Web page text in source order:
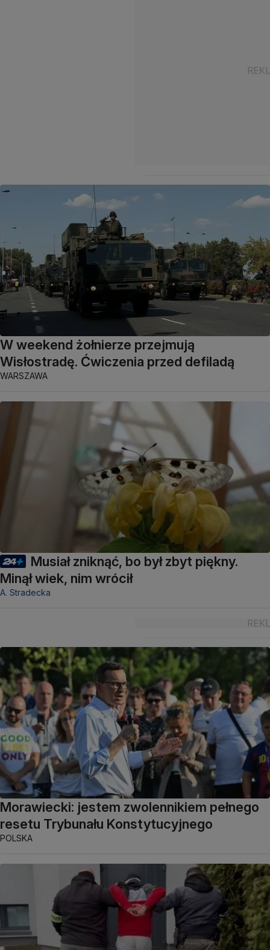
W weekend żołnierze przejmują
Wisłostradę. Ćwiczenia przed defiladą
WARSZAWA
Musiał zniknąć, bo był zbyt piękny.
Minął wiek, nim wrócił
A. Stradecka
Morawiecki: jestem zwolennikiem pełnego
resetu Trybunału Konstytucyjnego
POLSKA